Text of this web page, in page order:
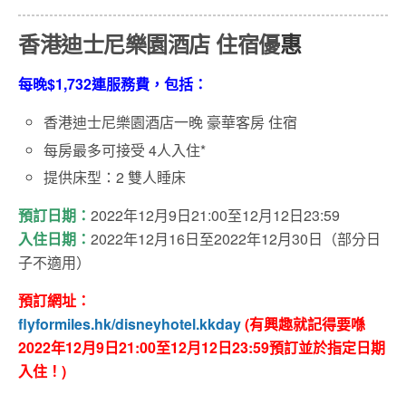
香港迪士尼樂園酒店 住宿優惠
每晚$1,732連服務費，包括：
香港迪士尼樂園酒店一晚 豪華客房 住宿
每房最多可接受 4人入住*
提供床型：2 雙人睡床
預訂日期： 2022年12月9日21:00至12月12日23:59
入住日期： 2022年12月16日至2022年12月30日（部分日
子不適用）
預訂網址：
flyformiles.hk/disneyhotel.kkday(有興趣就記得要喺
2022年12月9日21:00至12月12日23:59預訂並於指定日期
入住！)